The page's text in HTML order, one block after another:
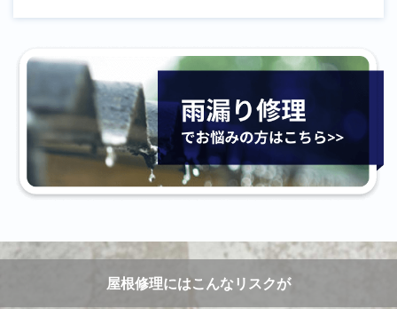
屋根修理にはこんなリスクが